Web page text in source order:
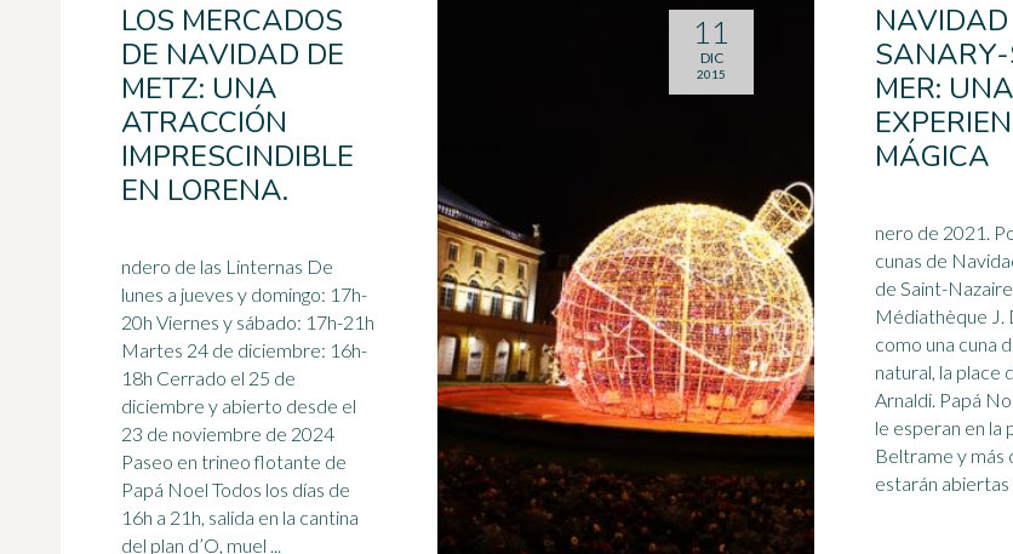
LOS MERCADOS
DE NAVIDAD DE
METZ: UNA
ATRACCIÓN
IMPRESCINDIBLE
EN LORENA.
ndero de las Linternas De
lunes a jueves y domingo: 17h-
20h Viernes y sábado: 17h-21h
Martes 24 de diciembre: 16h-
18h Cerrado el 25 de
diciembre y abierto desde el
23 de noviembre de 2024
Paseo en trineoflotante de
Papá Noel Todos los días de
16h a 21h, salida en la cantina
del plan d’O, muel ...
11
DIC
2015
NAVIDAD
MER: UNA
MÁGICA
nero de 2021. Podrá descubrir
cunas de
de Saint-
Médiathèque J.
como una cuna
natural, la place
Arnaldi.
le esperan en la
Beltrame y más
estarán abiertas